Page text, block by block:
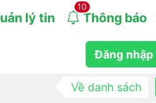
lý tin
10
Thông báo
Đăng nhập
Về danh sách